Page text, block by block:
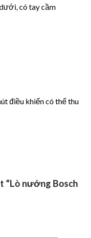
có tay cầm
điều khiển có thể thu
“Lò nướng Bosch